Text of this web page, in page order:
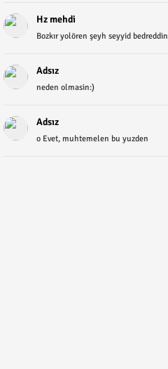
Hz mehdi
Bozkır yolören şeyh seyyid bedreddin
Adsız
neden olmasin:)
Adsız
o Evet, muhtemelen bu yuzden